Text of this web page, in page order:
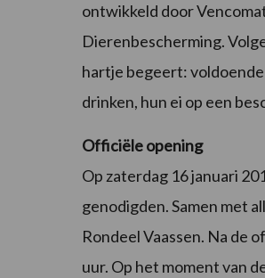
ontwikkeld door
Dierenbescherming.
hartje begeert:
drinken, hun ei op een
Officiële opening
Op zaterdag 16 januari
genodigden. Samen met
Rondeel Vaassen. Na de
uur. Op het moment van